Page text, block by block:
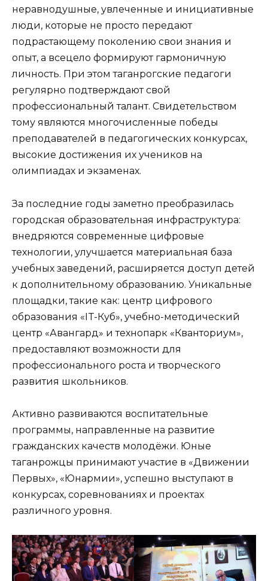
неравнодушные, увлеченные и инициативные
люди, которые не просто передают
подрастающему поколению свои знания и
опыт, а всецело формируют гармоничную
личность. При этом таганрогские педагоги
регулярно подтверждают свой
профессиональный талант. Свидетельством
тому являются многочисленные победы
преподавателей в педагогических конкурсах,
высокие достижения их учеников на
олимпиадах и экзаменах.
За последние годы заметно преобразилась
городская образовательная инфраструктура:
внедряются современные цифровые
технологии, улучшается материальная база
учебных заведений, расширяется доступ детей
к дополнительному образованию. Уникальные
площадки, такие как: центр цифрового
образования «IT-Куб», учебно-методический
центр «Авангард» и технопарк «Кванториум»,
предоставляют возможности для
профессионального роста и творческого
развития школьников.
Активно развиваются воспитательные
программы, направленные на развитие
гражданских качеств молодёжи. Юные
таганрожцы принимают участие в «Движении
Первых», «Юнармии», успешно выступают в
конкурсах, соревнованиях и проектах
различного уровня.